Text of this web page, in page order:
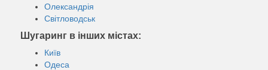
Олександрія
Світловодськ
Шугаринг в інших містах:
Київ
Одеса